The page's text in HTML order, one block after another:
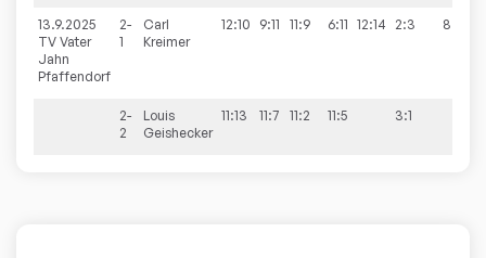
13.9.2025
TV Vater
Jahn
Pfaffendorf
2-
1
Carl
Kreimer
12:10 9:11 11:9 6:11 12:14 2:3 8:2
2-
2
Louis
Geishecker
11:13 11:7 11:2 11:5 3:1